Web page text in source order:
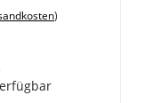
)